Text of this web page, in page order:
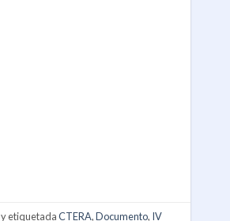
y etiquetadaCTERA,Documento, IV